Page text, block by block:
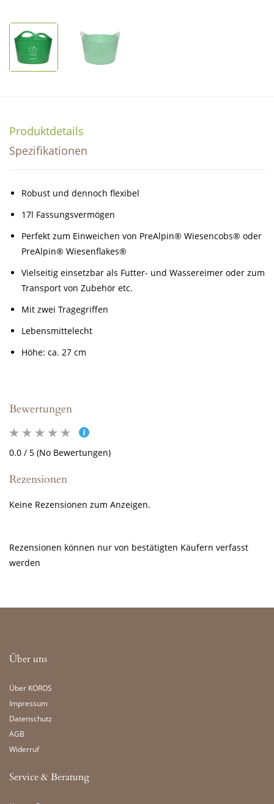
Produktdetails
Spezifikationen
Robust und dennoch flexibel
17l Fassungsvermögen
Perfekt zum Einweichen von PreAlpin® Wiesencobs® oder
PreAlpin® Wiesenflakes®
Vielseitig einsetzbar als Futter- und Wassereimer oder zum
Transport von Zubehör etc.
Mit zwei Tragegriffen
Lebensmittelecht
Höhe: ca. 27 cm
Bewertungen
0.0 / 5 (No Bewertungen)
Rezensionen
Keine Rezensionen zum Anzeigen.
Rezensionen können nur von bestätigten Käufern verfasst
werden
Über uns
Über KOROS
Impressum
Datenschutz
AGB
Widerruf
Service & Beratung